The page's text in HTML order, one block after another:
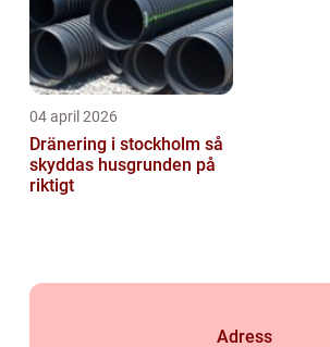
04 april 2026
Dränering i stockholm så
skyddas husgrunden på
riktigt
Adress